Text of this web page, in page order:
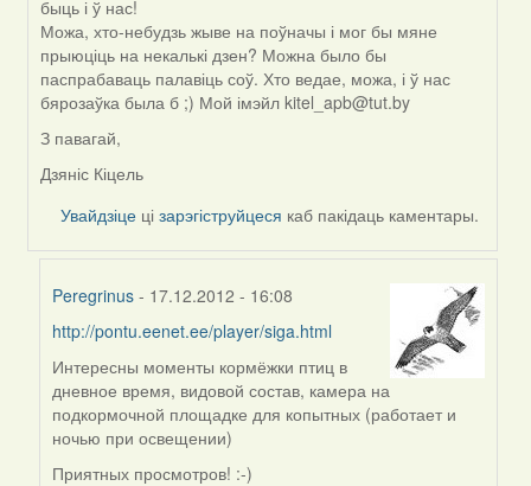
быць і ў нас!
Можа, хто-небудзь жыве на поўначы і мог бы мяне
прыюціць на некалькі дзен? Можна было бы
паспрабаваць палавіць соў. Хто ведае, можа, і ў нас
бярозаўка была б ;) Мой імэйл kitel_apb@tut.by
З павагай,
Дзяніс Кіцель
Увайдзіце цізарэгіструйцеся каб пакідаць каментары.
Peregrinus - 17.12.2012 - 16:08
In
reply
to
by
biot
http://pontu.eenet.ee/player/siga.html
Интересны моменты кормёжки птиц в
дневное время, видовой состав, камера на
подкормочной площадке для копытных (работает и
ночью при освещении)
Приятных просмотров! :-)